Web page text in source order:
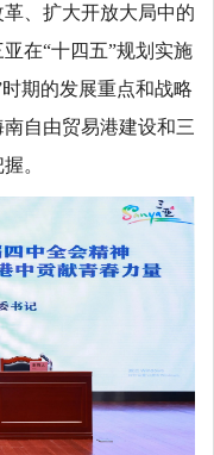
、扩大开放大局中的
在“十四五”规划实施
期的发展重点和战略
自由贸易港建设和三
。